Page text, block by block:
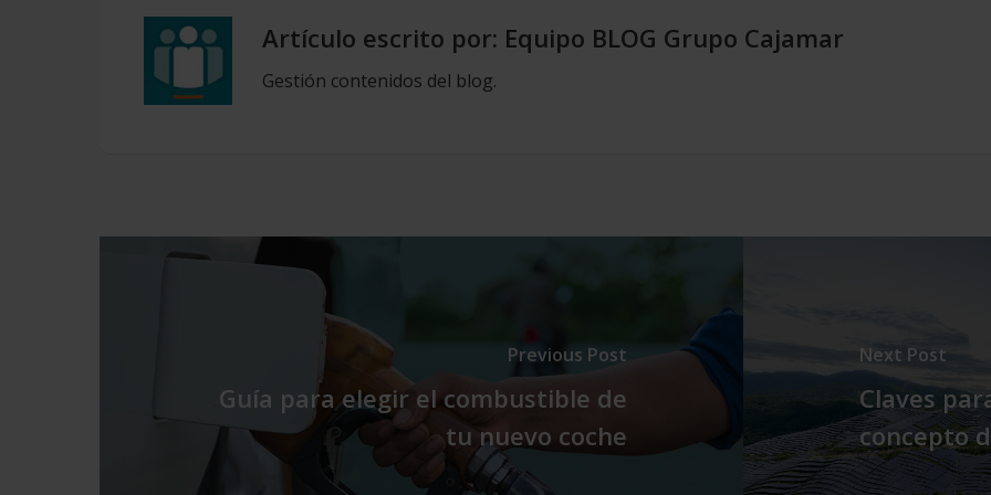
Artículo escrito por: Equipo BLOG Grupo Cajamar
Gestión contenidos del blog.
Previous Post
Guía para elegir el combustible de
tu nuevo coche
Next Post
Claves
concepto